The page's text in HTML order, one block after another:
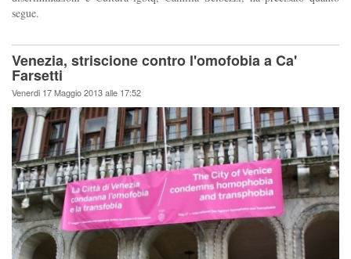
segue.
Venezia, striscione contro l'omofobia a Ca'
Farsetti
Venerdi 17 Maggio 2013 alle 17:52